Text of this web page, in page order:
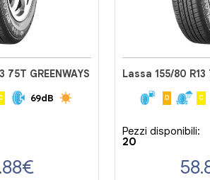
75T GREENWAYS
69dB
€
Lassa 155/80 R13
D C
Pezzi disponibili:
20